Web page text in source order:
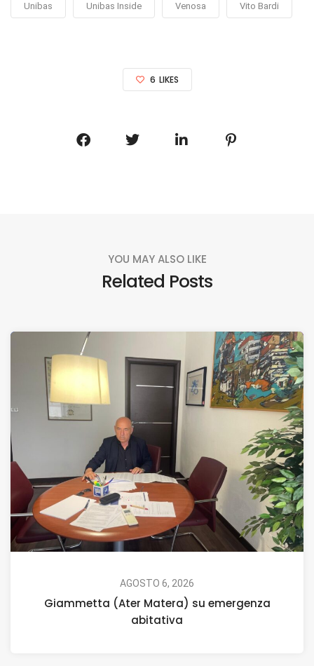
Unibas Unibas Inside Venosa Vito Bardi
6 LIKES
YOU MAY ALSO LIKE
Related Posts
AGOSTO 6, 2026
Giammetta (Ater Matera) su emergenza
abitativa